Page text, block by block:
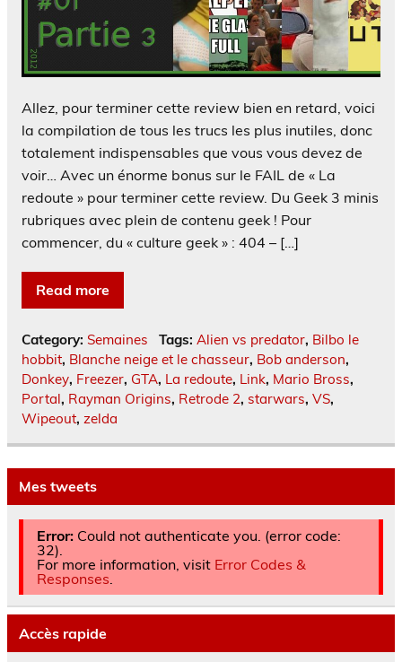
Allez, pour terminer cette review bien en retard, voici
la compilation de tous les trucs les plus inutiles, donc
totalement indispensables que vous vous devez de
voir… Avec un énorme bonus sur le FAIL de « La
redoute » pour terminer cette review. Du Geek 3 minis
rubriques avec plein de contenu geek ! Pour
commencer, du « culture geek » : 404 – […]
Read more
Category: Semaines Tags: Alien vs predator, Bilbo le
hobbit, Blanche neige et le chasseur, Bob anderson,
Donkey, Freezer, GTA, La redoute, Link, Mario Bross,
Portal, Rayman Origins, Retrode 2, starwars, VS,
Wipeout, zelda
Mes tweets
Error:Could not authenticate you. (error code:
32).
For more information, visit Error Codes &
Responses
Accès rapide